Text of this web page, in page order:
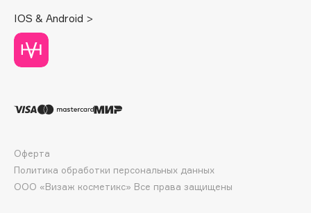
Eigshow
Elemis
Elian Russia
EMBRACE Haircare
Enough
EpilProfi
Erborian
IOS & Android >
ООО «Визаж косметикс» Все права защищены
Оферта
Политика обработки персональных данных